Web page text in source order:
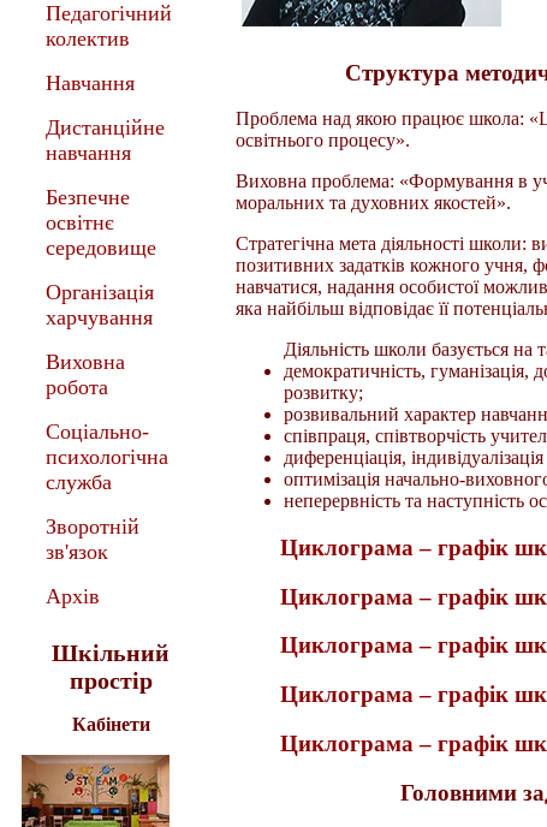
Педагогічний
колектив
Навчання
Дистанційне
навчання
Безпечне
освітнє
середовище
Організація
харчування
Виховна
робота
Соціально-
психологічна
служба
Зворотній
зв'язок
Архів
Шкільний
простір
Кабінети
Структура
Проблема над якою працює школа:
освітнього процесу».
Виховна проблема: «Формування в
моральних та духовних якостей».
Стратегічна мета діяльності школи:
позитивних задатків кожного учня,
навчатися, надання особистої
яка найбільш відповідає її
Діяльність школи базується
демократичність, гуманізація,
розвитку;
розвивальний характер
співпраця, співтворчість
диференціація,
оптимізація начально-
неперервність та наступність
Циклограма – графік
Циклограма – графік
Циклограма – графік
Циклограма – графік
Циклограма – графік
Головними